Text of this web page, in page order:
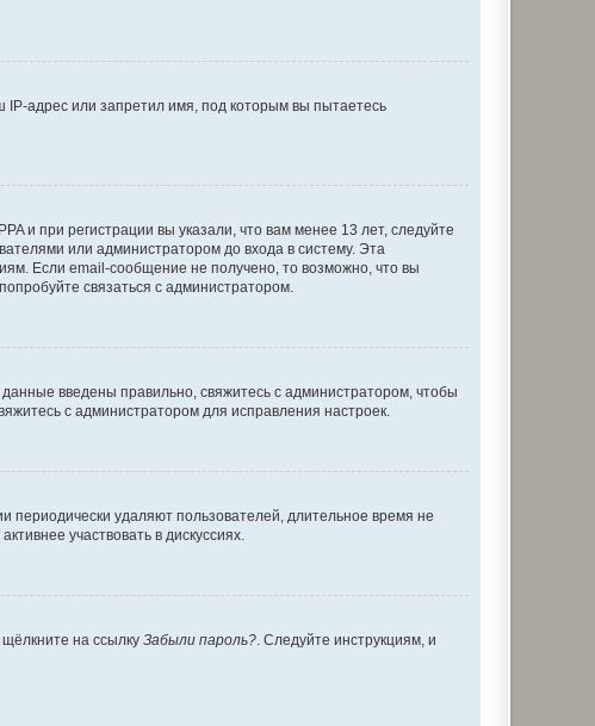
IP-адрес или запретил имя, под которым вы пытаетесь
и при регистрации вы указали, что вам менее 13 лет, следуйте
или администратором до входа в систему. Эта
Если email-сообщение не получено, то возможно, что вы
связаться с администратором.
введены правильно, свяжитесь с администратором, чтобы
с администратором для исправления настроек.
периодически удаляют пользователей, длительное время не
участвовать в дискуссиях.
на ссылку Забыли пароль?. Следуйте инструкциям, и